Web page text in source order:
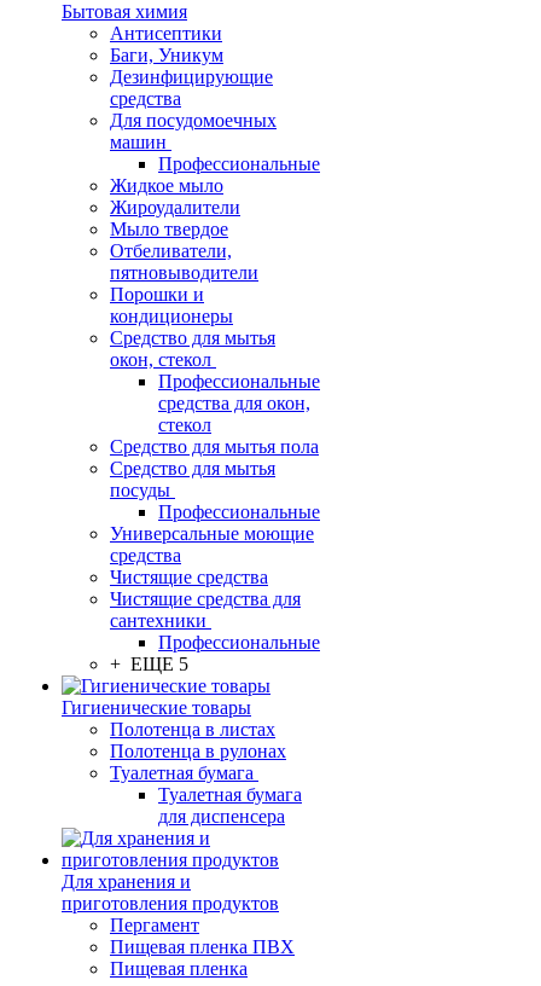
Бытовая химия
Антисептики
Баги, Уникум
Дезинфицирующие
средства
Для посудомоечных
машин
Профессиональные
Жидкое мыло
Жироудалители
Мыло твердое
Отбеливатели,
пятновыводители
Порошки и
кондиционеры
Средство для мытья
окон, стекол
Профессиональные
средства для окон,
стекол
Средство для мытья пола
Средство для мытья
посуды
Профессиональные
Универсальные моющие
средства
Чистящие средства
Чистящие средства для
сантехники
Профессиональные
+ ЕЩЕ 5
Гигиенические товары
Полотенца в листах
Полотенца в рулонах
Туалетная бумага
Туалетная бумага
для диспенсера
Для хранения и
приготовления продуктов
Пергамент
Пищевая пленка ПВХ
Пищевая пленка